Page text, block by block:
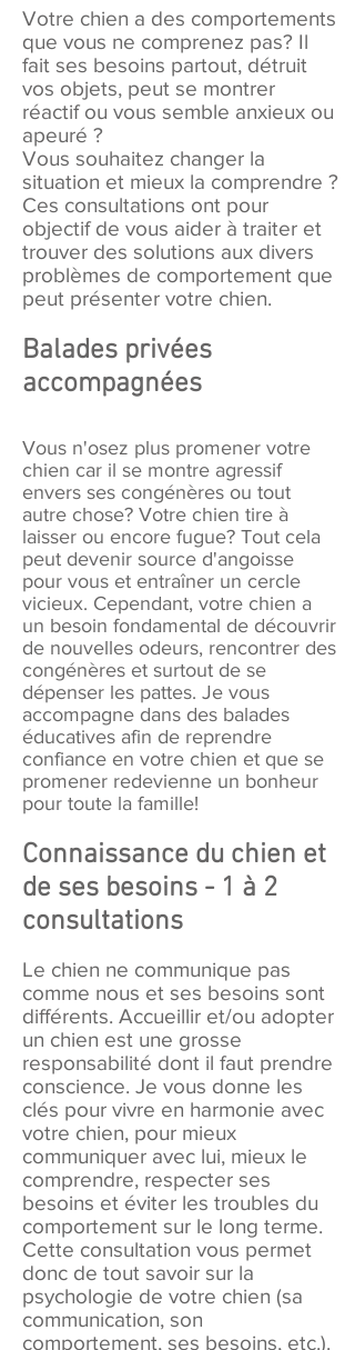
Votre chien a des comportements
que vous ne comprenez pas? Il
fait ses besoins partout, détruit
vos objets, peut se montrer
réactif ou vous semble anxieux ou
apeuré ?
Vous souhaitez changer la
situation et mieux la comprendre ?
Ces consultations ont pour
objectif de vous aider à traiter et
trouver des solutions aux divers
problèmes de comportement que
peut présenter votre chien.
Balades privées
accompagnées
Vous n'osez plus promener votre
chien car il se montre agressif
envers ses congénères ou tout
autre chose? Votre chien tire à
laisser ou encore fugue? Tout cela
peut devenir source d'angoisse
pour vous et entraîner un cercle
vicieux. Cependant, votre chien a
un besoin fondamental de découvrir
de nouvelles odeurs, rencontrer des
congénères et surtout de se
dépenser les pattes. Je vous
accompagne dans des balades
éducatives afin de reprendre
confiance en votre chien et que se
promener redevienne un bonheur
pour toute la famille!
Connaissance du chien et
de ses besoins - 1 à 2
consultations
Le chien ne communique pas
comme nous et ses besoins sont
différents. Accueillir et/ou adopter
un chien est une grosse
responsabilité dont il faut prendre
conscience. Je vous donne les
clés pour vivre en harmonie avec
votre chien, pour mieux
communiquer avec lui, mieux le
comprendre, respecter ses
besoins et éviter les troubles du
comportement sur le long terme.
Cette consultation vous permet
donc de tout savoir sur la
psychologie de votre chien (sa
communication, son
comportement, ses besoins, etc.).